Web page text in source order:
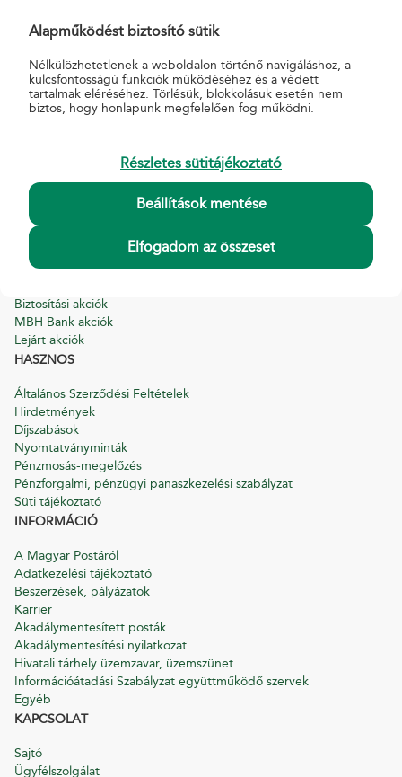
További hírek
Hírek archívum (2022- 2024)
Nemzetközi hírek
Blog
Alapműködést biztosító sütik
Nélkülözhetetlenek a weboldalon történő navigáláshoz, a
kulcsfontosságú funkciók működéséhez és a védett
tartalmak eléréséhez. Törlésük, blokkolásuk esetén nem
biztos, hogy honlapunk megfelelően fog működni.
Részletes sütitájékoztató
Beállítások mentése
Elfogadom az összeset
AKCIÓK
Biztosítási akciók
MBH Bank akciók
Lejárt akciók
HASZNOS
Általános Szerződési Feltételek
Hirdetmények
Díjszabások
Nyomtatványminták
Pénzmosás-megelőzés
Pénzforgalmi, pénzügyi panaszkezelési szabályzat
Süti tájékoztató
INFORMÁCIÓ
A Magyar Postáról
Adatkezelési tájékoztató
Beszerzések, pályázatok
Karrier
Akadálymentesített posták
Akadálymentesítési nyilatkozat
Hivatali tárhely üzemzavar, üzemszünet.
Információátadási Szabályzat együttműködő szervek
Egyéb
KAPCSOLAT
Sajtó
Ügyfélszolgálat